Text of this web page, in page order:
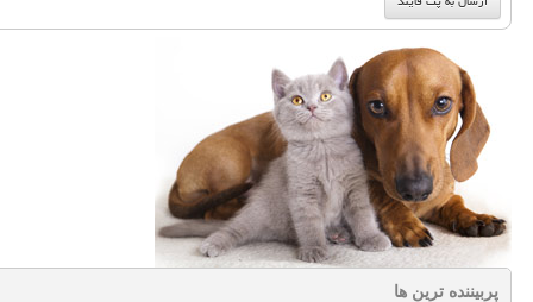
پربیننده ترین ها